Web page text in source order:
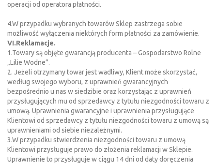
operacji od operatora płatności.
4.W przypadku wybranych towarów Sklep zastrzega sobie
możliwość wyłączenia niektórych form płatności za zamówienie.
VI.Reklamacje.
1.Towary są objęte gwarancją producenta – Gospodarstwo Rolne
„Lilie Wodne”.
2. Jeżeli otrzymany towar jest wadliwy, Klient może skorzystać,
według swojego wyboru, z uprawnień gwarancyjnych
bezpośrednio u nas w siedzibie oraz korzystając z uprawnień
przysługujących mu od sprzedawcy z tytułu niezgodności towaru z
umową. Uprawnienia gwarancyjne i uprawnienia przysługujące
Klientowi od sprzedawcy z tytułu niezgodności towaru z umową są
uprawnieniami od siebie niezależnymi.
3.W przypadku stwierdzenia niezgodności towaru z umową
Klientowi przysługuje prawo do złożenia reklamacji w Sklepie.
Uprawnienie to przysługuje w ciągu 14 dni od daty doręczenia